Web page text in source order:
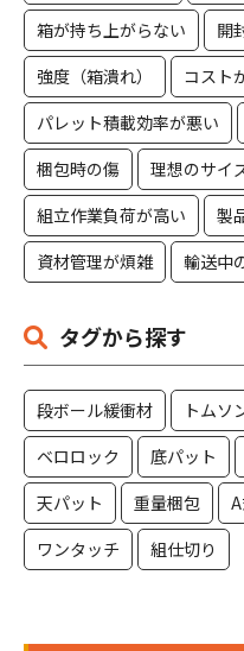
箱が持ち上がらない
開
強度（箱潰れ）
コスト
パレット積載効率が悪い
梱包時の傷
理想のサイ
組立作業負荷が高い
製
資材管理が煩雑
輸送中
タグから探す
段ボール緩衝材 トムソ
ベロロック
底パット
天パット
重量梱包
ワンタッチ
組仕切り